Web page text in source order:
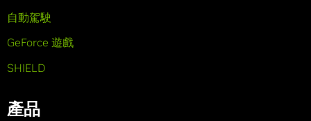
自動駕駛
GeForce 遊戲
SHIELD
產品